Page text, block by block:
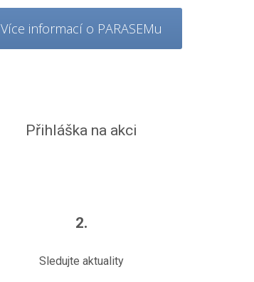
Více informací o PARASEMu
Přihláška na akci
2.
Sledujte aktuality